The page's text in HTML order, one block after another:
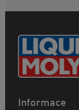
Informace